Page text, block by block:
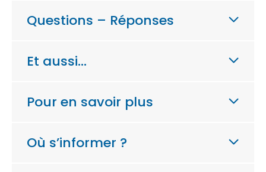
Questions – Réponses
Et aussi…
Pour en savoir plus
Où s’informer ?